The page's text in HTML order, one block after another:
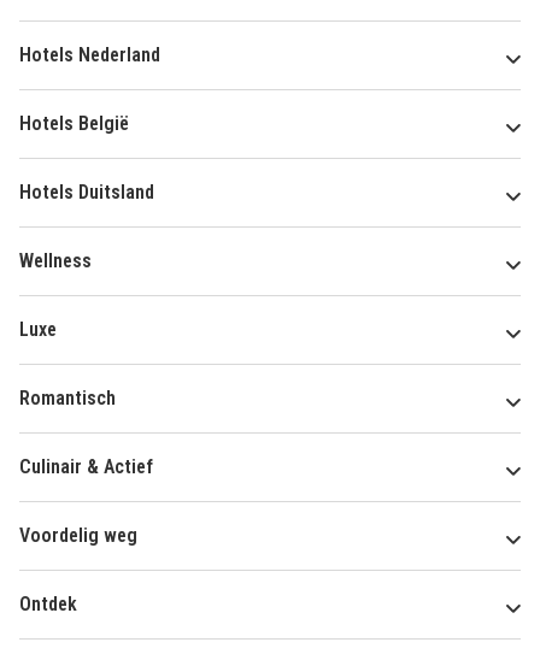
Hotels Nederland
Hotels België
Hotels Duitsland
Wellness
Luxe
Romantisch
Culinair & Actief
Voordelig weg
Ontdek